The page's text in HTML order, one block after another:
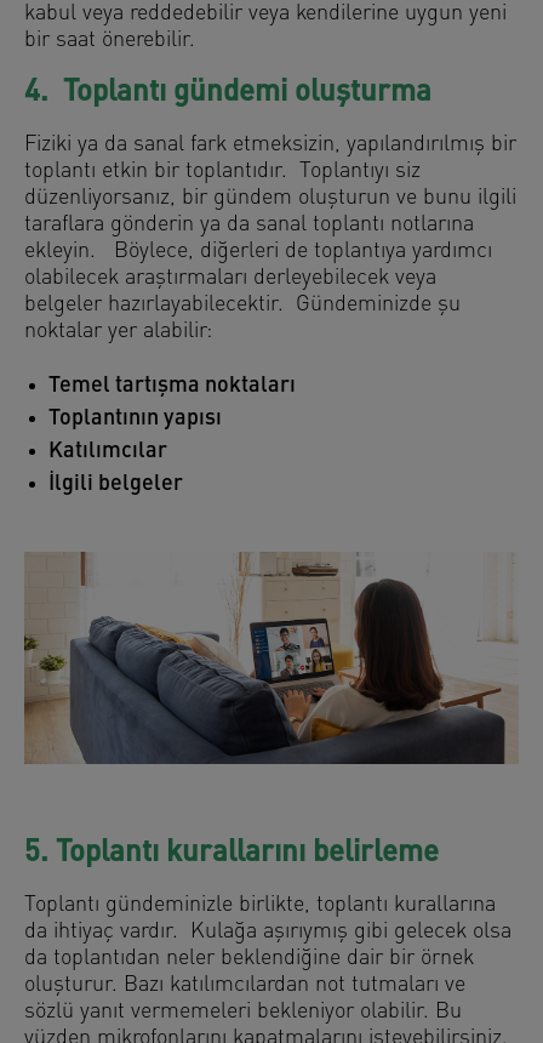
kabul veya reddedebilir veya kendilerine uygun yeni
bir saat önerebilir.
4. Toplantı gündemi oluşturma
Fiziki ya da sanal fark etmeksizin, yapılandırılmış bir
toplantı etkin bir toplantıdır. Toplantıyı siz
düzenliyorsanız, bir gündem oluşturun ve bunu ilgili
taraflara gönderin ya da sanal toplantı notlarına
ekleyin. Böylece, diğerleri de toplantıya yardımcı
olabilecek araştırmaları derleyebilecek veya
belgeler hazırlayabilecektir. Gündeminizde şu
noktalar yer alabilir:
Temel tartışma noktaları
Toplantının yapısı
Katılımcılar
İlgili belgeler
5. Toplantı kurallarını belirleme
Toplantı gündeminizle birlikte, toplantı kurallarına
da ihtiyaç vardır. Kulağa aşırıymış gibi gelecek olsa
da toplantıdan neler beklendiğine dair bir örnek
oluşturur. Bazı katılımcılardan not tutmaları ve
sözlü yanıt vermemeleri bekleniyor olabilir. Bu